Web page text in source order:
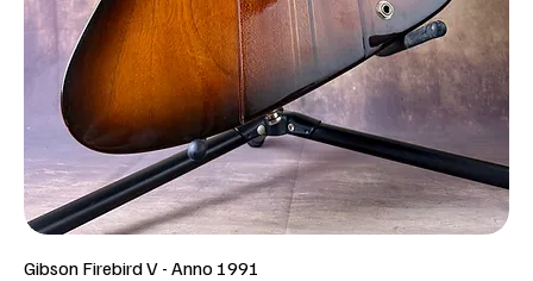
Gibson Firebird V - Anno 1991